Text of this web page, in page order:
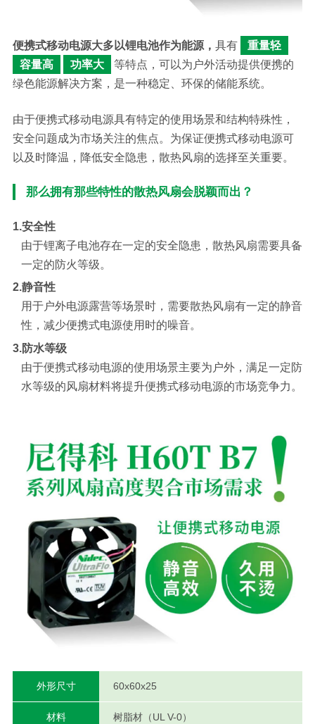
便携式移动电源大多以锂电池作为能源， 具有
重量轻
容量高
功率大
等特点，可以为户外活动提供便携的
绿色能源解决方案，是一种稳定、环保的储能系统。
由于便携式移动电源具有特定的使用场景和结构特殊性，
安全问题成为市场关注的焦点。为保证便携式移动电源可
以及时降温，降低安全隐患，散热风扇的选择至关重要。
那么拥有那些特性的散热风扇会脱颖而出？
1.安全性
由于锂离子电池存在一定的安全隐患，散热风扇需要具备
一定的防火等级。
2.静音性
用于户外电源露营等场景时，需要散热风扇有一定的静音
性，减少便携式电源使用时的噪音。
3.防水等级
由于便携式移动电源的使用场景主要为户外，满足一定防
水等级的风扇材料将提升便携式移动电源的市场竞争力。
外形尺寸 60x60x25
材料 树脂材（UL V-0）